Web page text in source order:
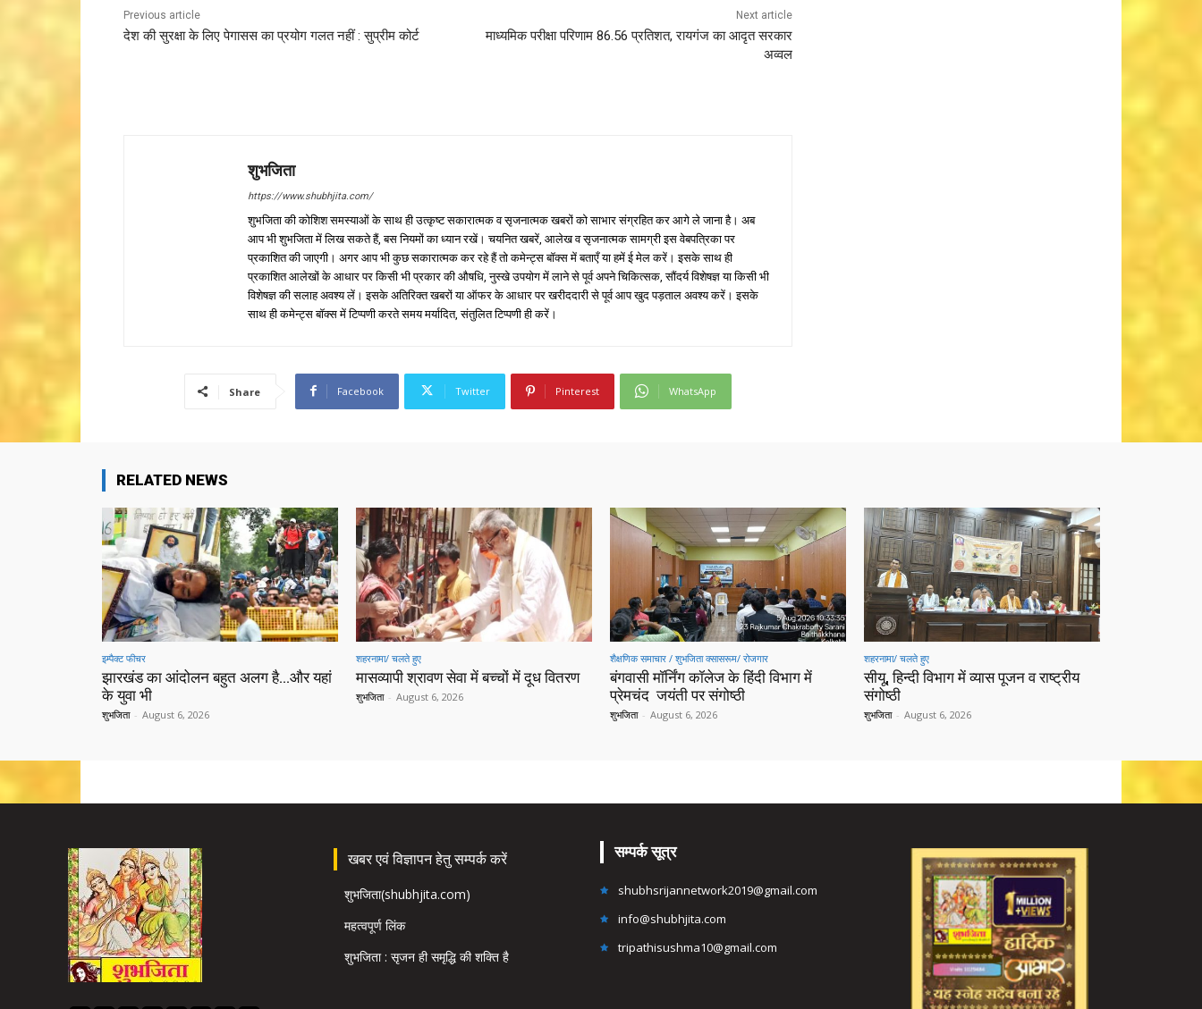
Previous article
देश की सुरक्षा के लिए पेगासस का प्रयोग गलत नहीं : सुप्रीम कोर्ट
Next article
माध्यमिक परीक्षा परिणाम 86.56 प्रतिशत, रायगंज का आदृत सरकार
अव्वल
शुभजिता
https://www.shubhjita.com/
शुभजिता की कोशिश समस्याओं के साथ ही उत्कृष्ट सकारात्मक व सृजनात्मक खबरों को साभार संग्रहित कर आगे ले जाना है। अब
आप भी शुभजिता में लिख सकते हैं, बस नियमों का ध्यान रखें। चयनित खबरें, आलेख व सृजनात्मक सामग्री इस वेबपत्रिका पर
प्रकाशित की जाएगी। अगर आप भी कुछ सकारात्मक कर रहे हैं तो कमेन्ट्स बॉक्स में बताएँ या हमें ई मेल करें। इसके साथ ही
प्रकाशित आलेखों के आधार पर किसी भी प्रकार की औषधि, नुस्खे उपयोग में लाने से पूर्व अपने चिकित्सक, सौंदर्य विशेषज्ञ या किसी भी
विशेषज्ञ की सलाह अवश्य लें। इसके अतिरिक्त खबरों या ऑफर के आधार पर खरीददारी से पूर्व आप खुद पड़ताल अवश्य करें। इसके
साथ ही कमेन्ट्स बॉक्स में टिप्पणी करते समय मर्यादित, संतुलित टिप्पणी ही करें।
Share Facebook Twitter Pinterest WhatsApp
RELATED NEWS
इम्पैक्ट फीचर
झारखंड का आंदोलन बहुत अलग है…और यहां
के युवा भी
शुभजिता - August 6, 2026
शहरनामा/ चलते हुए
मासव्यापी श्रावण सेवा में बच्चों में दूध वितरण
शुभजिता - August 6, 2026
शैक्षणिक समाचार / शुभजिता क्सासरूम/ रोजगार
बंगवासी मॉर्निंग कॉलेज के हिंदी विभाग में
प्रेमचंद जयंती पर संगोष्ठी
शुभजिता - August 6, 2026
शहरनामा/ चलते हुए
सीयू, हिन्दी विभाग में व्यास पूजन व राष्ट्रीय
संगोष्ठी
शुभजिता - August 6, 2026
खबर एवं विज्ञापन हेतु सम्पर्क करें
शुभजिता(shubhjita.com)
महत्वपूर्ण लिंक
शुभजिता : सृजन ही समृद्धि की शक्ति है
सम्पर्क सूत्र
shubhsrijannetwork2019@gmail.com
info@shubhjita.com
tripathisushma10@gmail.com